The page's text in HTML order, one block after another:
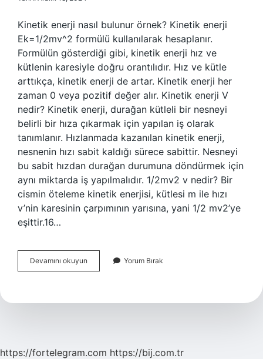
Kinetik enerji nasıl bulunur örnek? Kinetik enerji
Ek=1/2mv^2 formülü kullanılarak hesaplanır.
Formülün gösterdiği gibi, kinetik enerji hız ve
kütlenin karesiyle doğru orantılıdır. Hız ve kütle
arttıkça, kinetik enerji de artar. Kinetik enerji her
zaman 0 veya pozitif değer alır. Kinetik enerji V
nedir? Kinetik enerji, durağan kütleli bir nesneyi
belirli bir hıza çıkarmak için yapılan iş olarak
tanımlanır. Hızlanmada kazanılan kinetik enerji,
nesnenin hızı sabit kaldığı sürece sabittir. Nesneyi
bu sabit hızdan durağan durumuna döndürmek için
aynı miktarda iş yapılmalıdır. 1/2mv2 v nedir? Bir
cismin öteleme kinetik enerjisi, kütlesi m ile hızı
v’nin karesinin çarpımının yarısına, yani 1/2 mv2’ye
eşittir.16…
Devamını okuyun
Enerji
Yorum Bırak
https://fortelegram.com https://bij.com.tr